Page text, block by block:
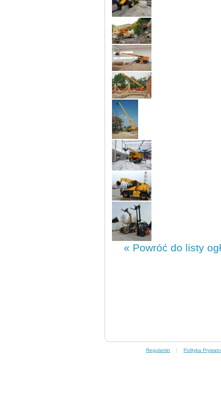
« Powróć do listy
Regulamin | Polityka